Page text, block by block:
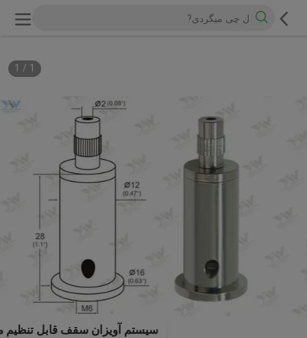
1
/
1
سیستم آویزان سقف قابل تنظیم